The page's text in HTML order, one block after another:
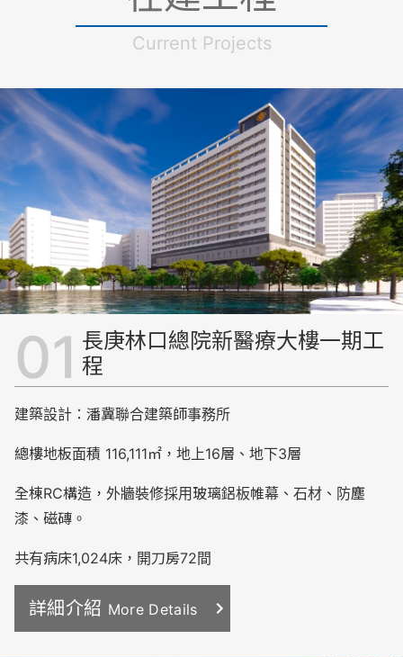
Current Projects
長庚林口總院新醫療大樓一期工
程
建築設計：潘冀聯合建築師事務所
總樓地板面積 116,111㎡，地上16層、地下3層
全棟RC構造，外牆裝修採用玻璃鋁板帷幕、石材、防塵
漆、磁磚。
共有病床1,024床，開刀房72間
詳細介紹 More Details